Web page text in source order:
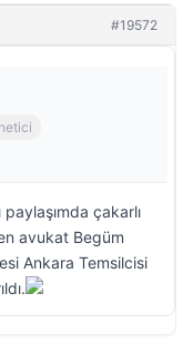
#19572
çakarlı
avukat Begüm
Ankara Temsilcisi